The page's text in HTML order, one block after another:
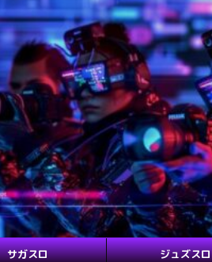
サガスロ ジュズスロ